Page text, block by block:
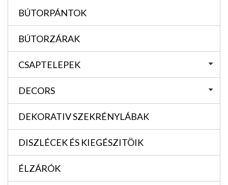
BÚTORPÁNTOK
BÚTORZÁRAK
CSAPTELEPEK
DECORS
DEKORATIV SZEKRÉNYLÁBAK
DISZLÉCEK ÉS KIEGÉSZITÖIK
ÉLZÁRÓK